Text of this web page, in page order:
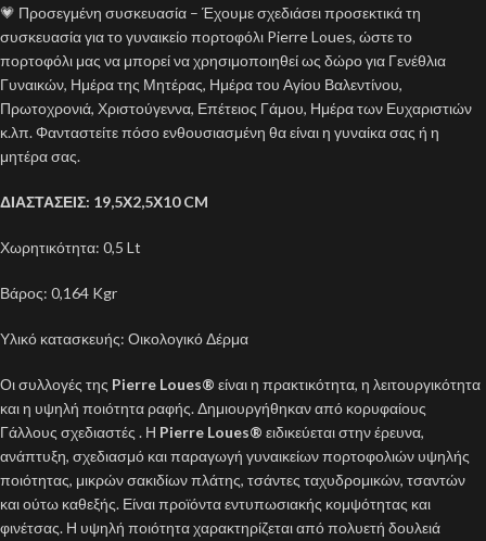
💗 Προσεγμένη συσκευασία – Έχουμε σχεδιάσει προσεκτικά τη
συσκευασία για το γυναικείο πορτοφόλι Pierre Loues, ώστε το
πορτοφόλι μας να μπορεί να χρησιμοποιηθεί ως δώρο για Γενέθλια
Γυναικών, Ημέρα της Μητέρας, Ημέρα του Αγίου Βαλεντίνου,
Πρωτοχρονιά, Χριστούγεννα, Επέτειος Γάμου, Ημέρα των Ευχαριστιών
κ.λπ. Φανταστείτε πόσο ενθουσιασμένη θα είναι η γυναίκα σας ή η
μητέρα σας.
ΔΙΑΣΤΑΣΕΙΣ: 19,5Χ2,5Χ10 CM
Χωρητικότητα: 0,5 Lt
Βάρος: 0,164 Kgr
Υλικό κατασκευής: Οικολογικό Δέρμα
Οι συλλογές της Pierre Loues® είναι η πρακτικότητα, η λειτουργικότητα
και η υψηλή ποιότητα ραφής. Δημιουργήθηκαν από κορυφαίους
Γάλλους σχεδιαστές . Η Pierre Loues® ειδικεύεται στην έρευνα,
ανάπτυξη, σχεδιασμό και παραγωγή γυναικείων πορτοφολιών υψηλής
ποιότητας, μικρών σακιδίων πλάτης, τσάντες ταχυδρομικών, τσαντών
και ούτω καθεξής. Είναι προϊόντα εντυπωσιακής κομψότητας και
φινέτσας. Η υψηλή ποιότητα χαρακτηρίζεται από πολυετή δουλειά